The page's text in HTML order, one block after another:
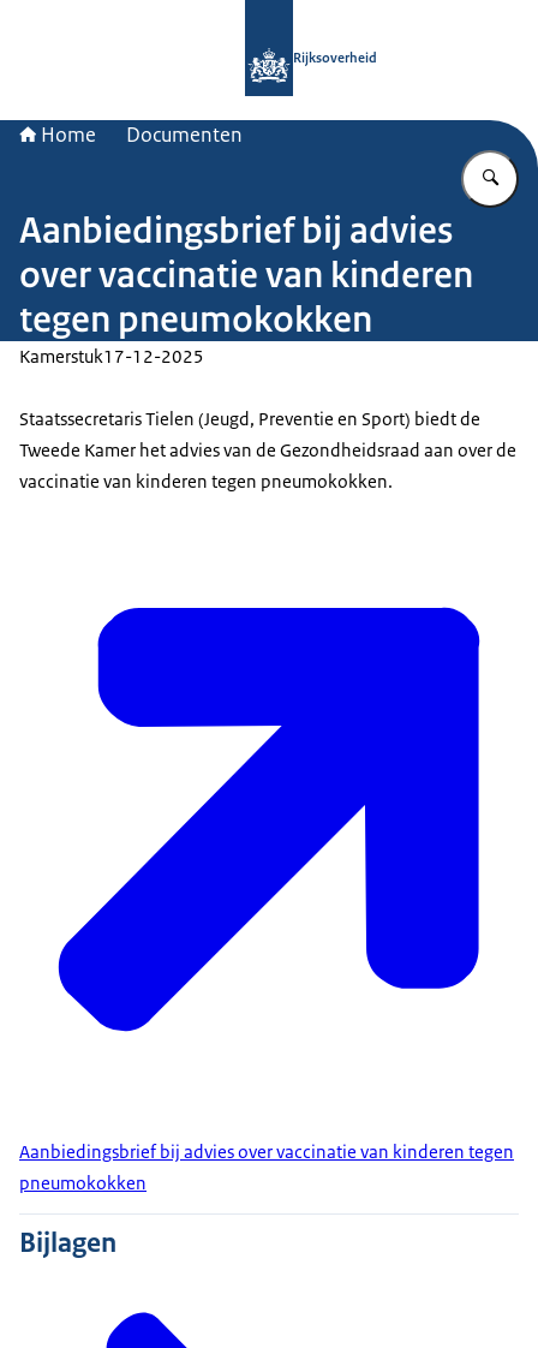
Rijksoverheid
Home Documenten
Aanbiedingsbrief bij advies
over vaccinatie van kinderen
tegen pneumokokken
Kamerstuk17-12-2025
Staatssecretaris Tielen (Jeugd, Preventie en Sport) biedt de
Tweede Kamer het advies van de Gezondheidsraad aan over de
vaccinatie van kinderen tegen pneumokokken.
Aanbiedingsbrief bij advies over vaccinatie van kinderen tegen
pneumokokken
Bijlagen